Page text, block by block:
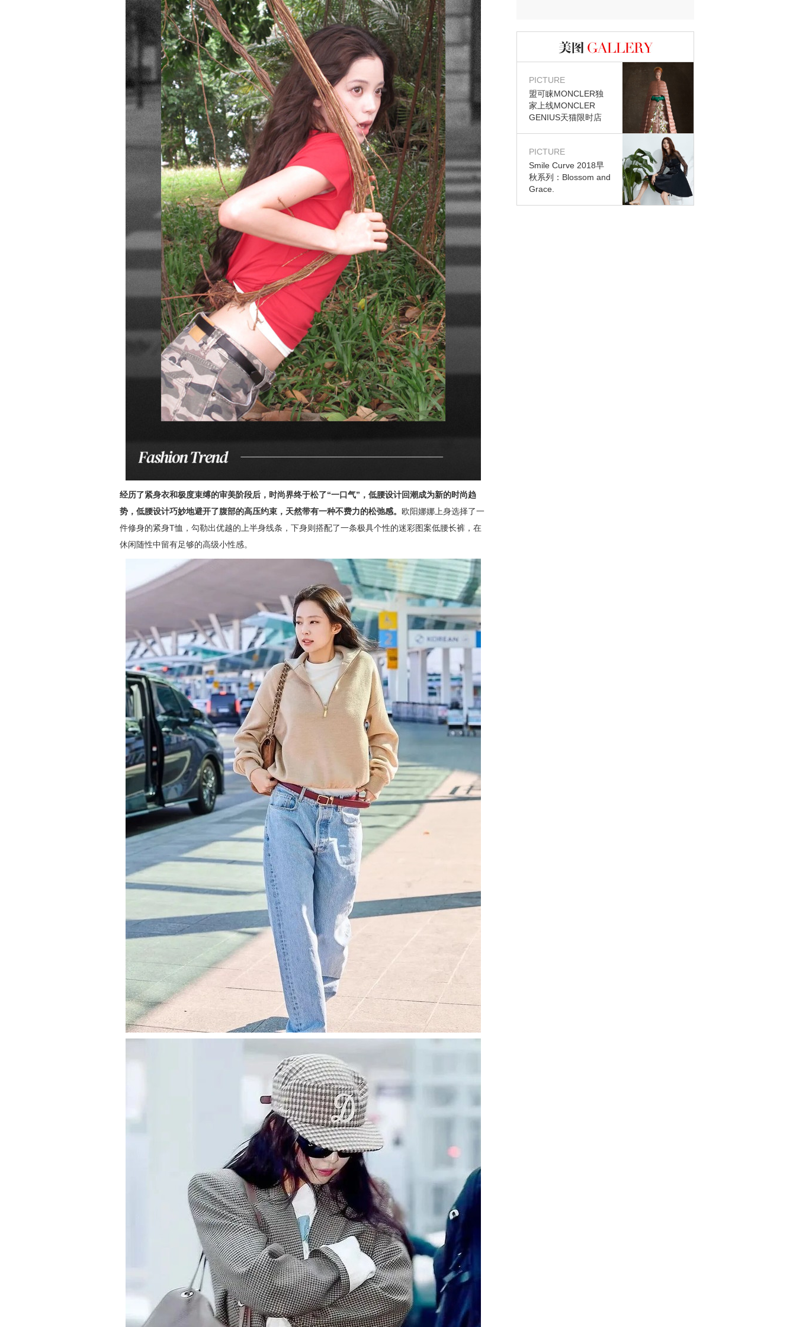
经历了紧身衣和极度束缚的审美阶段后，时尚界终于松了“一口气”，低腰设计回潮成为新的时尚趋
势，低腰设计巧妙地避开了腹部的高压约束，天然带有一种不费力的松弛感。 欧阳娜娜上身选择了一
件修身的紧身T恤，勾勒出优越的上半身线条，下身则搭配了一条极具个性的迷彩图案低腰长裤，在
休闲随性中留有足够的高级小性感。
图库
PICTURE
盟可睐MONCLER独
家上线MONCLER
GENIUS天猫限时店
PICTURE
Smile Curve 2018早
秋系列：Blossom and
Grace.